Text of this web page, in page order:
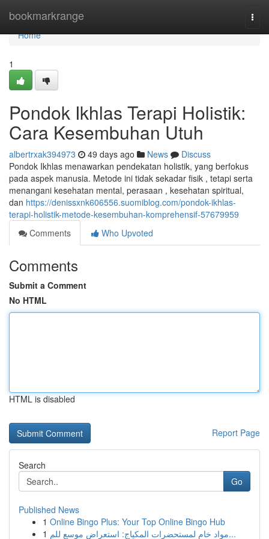
bookmarkrange
Home
Home
1
Pondok Ikhlas Terapi Holistik:
Cara Kesembuhan Utuh
albertrxak394973 49 days ago News
Discuss
Pondok Ikhlas menawarkan pendekatan holistik, yang berfokus
pada aspek manusia. Metode ini tidak sekadar fisik , tetapi serta
menangani kesehatan mental, perasaan , kesehatan spiritual,
dan https://denissxnk606556.suomiblog.com/pondok-ikhlas-
terapi-holistik-metode-kesembuhan-komprehensif-57679959
Comments
Who Upvoted
Comments
Submit a Comment
No HTML
HTML is disabled
Report Page
Search
Go
Published News
1 Online Bingo Plus: Your Top Online Bingo Hub
1
مواد خام لمستحضرات المكياج: استعراض موسع للم...